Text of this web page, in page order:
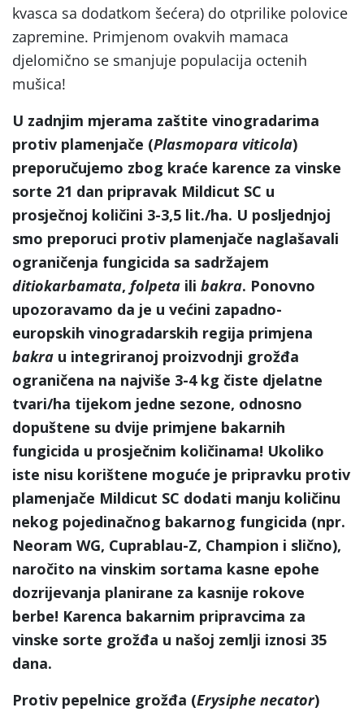
kvasca sa dodatkom šećera) do otprilike polovice
zapremine. Primjenom ovakvih mamaca
djelomično se smanjuje populacija octenih
mušica!
U zadnjim mjerama zaštite vinogradarima
protiv plamenjače (Plasmopara viticola)
preporučujemo zbog kraće karence za vinske
sorte 21 dan pripravak Mildicut SC u
prosječnoj količini 3-3,5 lit./ha. U posljednjoj
smo preporuci protiv plamenjače naglašavali
ograničenja fungicida sa sadržajem
ditiokarbamata, folpeta ili bakra. Ponovno
upozoravamo da je u većini zapadno-
europskih vinogradarskih regija primjena
bakra u integriranoj proizvodnji grožđa
ograničena na najviše 3-4 kg čiste djelatne
tvari/ha tijekom jedne sezone, odnosno
dopuštene su dvije primjene bakarnih
fungicida u prosječnim količinama! Ukoliko
iste nisu korištene moguće je pripravku protiv
plamenjače Mildicut SC dodati manju količinu
nekog pojedinačnog bakarnog fungicida (npr.
Neoram WG, Cuprablau-Z, Champion i slično),
naročito na vinskim sortama kasne epohe
dozrijevanja planirane za kasnije rokove
berbe! Karenca bakarnim pripravcima za
vinske sorte grožđa u našoj zemlji iznosi 35
dana.
Protiv pepelnice grožđa (Erysiphe necator)